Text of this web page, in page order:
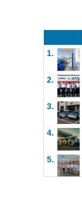
1.
2.
3.
4.
5.